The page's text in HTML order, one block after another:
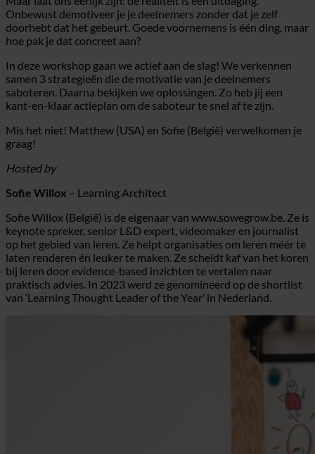
Onbewust demotiveer je je deelnemers zonder dat je zelf
doorhebt dat het gebeurt. Goede voornemens is één ding, maar
hoe pak je dat concreet aan?
In deze workshop gaan we actief aan de slag! We verkennen
samen 3 strategieën die de motivatie van je deelnemers
saboteren. Daarna bekijken we oplossingen. Zo heb jij een
kant-en-klaar actieplan om de saboteur te snel af te zijn.
Mis het niet! Matthew (USA) en Sofie (België) verwelkomen je
graag!
Hosted by
Sofie Willox – Learning Architect
Sofie Willox (België) is de eigenaar van www.sowegrow.be. Ze is
keynote spreker, senior L&D expert, videomaker en journalist
op het gebied van leren. Ze helpt organisaties om leren méér te
laten renderen én leuker te maken. Ze scheidt kaf van het koren
bij leren door evidence-based inzichten te vertalen naar
praktisch advies. In 2023 werd ze genomineerd op de shortlist
van ‘Learning Thought Leader of the Year’ in Nederland.